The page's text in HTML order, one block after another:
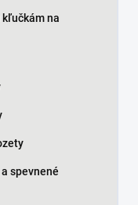
kľučkám na
spevnené